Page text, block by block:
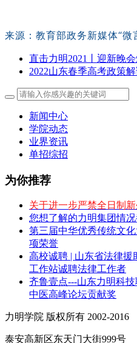
来源：教育部政务新媒体“
直击力明2021丨迎新晚
2022山东春季高考政策解
新闻中心
学院动态
业界资讯
单招综招
为你推荐
关于进一步严禁全日制
您想了解的力明集团情
第三届中华优秀传统文
项荣誉
高校诚聘 | 山东省法律
工作站诚聘法律工作者
齐鲁壹点---山东力明科
中医高峰论坛贡献奖
力明学院 版权所有 2002-2016
泰安高新区东天门大街999号